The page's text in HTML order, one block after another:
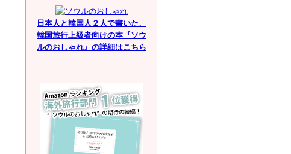
日本人と韓国人２人で書いた、
韓国旅行上級者向けの本『ソウ
ルのおしゃれ』の詳細はこちら